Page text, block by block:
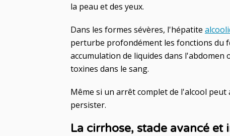
la peau et des yeux.
Dans les formes sévères, l'hépatite
perturbe profondément les fonctions du
accumulation de liquides dans
toxines dans le sang.
Même si un arrêt complet de l'alcool
persister.
La cirrhose, stade avancé et